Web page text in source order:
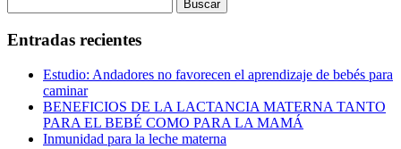
Entradas recientes
Estudio: Andadores no favorecen el aprendizaje de bebés para
caminar
BENEFICIOS DE LA LACTANCIA MATERNA TANTO
PARA EL BEBÉ COMO PARA LA MAMÁ
Inmunidad para la leche materna